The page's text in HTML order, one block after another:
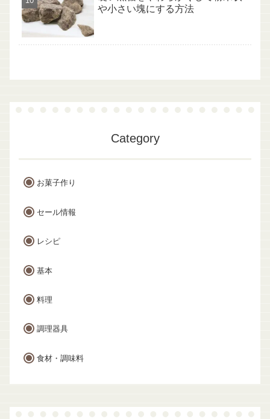
や小さい塊にする方法
Category
お菓子作り
セール情報
レシピ
基本
料理
調理器具
食材・調味料